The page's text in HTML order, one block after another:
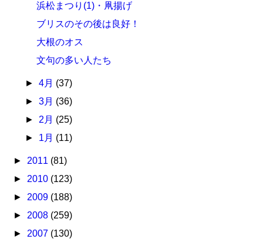
浜松まつり(1)・凧揚げ
ブリスのその後は良好！
大根のオス
文句の多い人たち
► 4月 (37)
► 3月 (36)
► 2月 (25)
► 1月 (11)
► 2011 (81)
► 2010 (123)
► 2009 (188)
► 2008 (259)
► 2007 (130)